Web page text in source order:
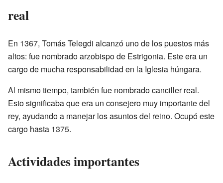
real
En 1367, Tomás Telegdi alcanzó uno de los puestos más
altos: fue nombrado arzobispo de Estrigonia. Este era un
cargo de mucha responsabilidad en la Iglesia húngara.
Al mismo tiempo, también fue nombrado canciller real.
Esto significaba que era un consejero muy importante del
rey, ayudando a manejar los asuntos del reino. Ocupó este
cargo hasta 1375.
Actividades importantes